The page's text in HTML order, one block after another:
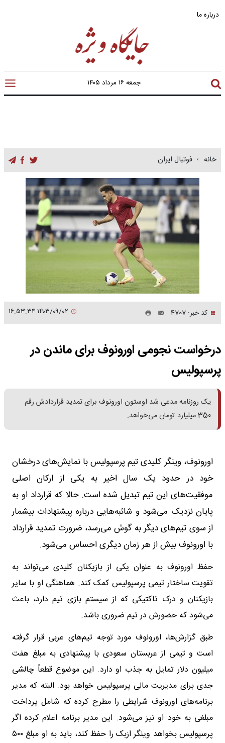
درباره ما
جمعه ۱۶ مرداد ۱۴۰۵
خانه فوتبال ایران
کد خبر: 4707
درخواست نجومی اورونوف برای ماندن در
پرسپولیس
یک روزنامه مدعی شد اوستون اورونوف برای تمدید قراردادش رقم
350 میلیارد تومان می‌خواهد.
اورونوف، وینگر کلیدی تیم پرسپولیس با نمایش‌های درخشان
خود در حدود یک سال اخیر به یکی از ارکان اصلی
موفقیت‌های این تیم تبدیل شده است. حالا که قرارداد او به
پایان نزدیک می‌شود و شائبه‌هایی درباره پیشنهادات بیشمار
از سوی تیم‌های دیگر به گوش می‌رسد، ضرورت تمدید قرارداد
با اورونوف بیش از هر زمان دیگری احساس می‌شود.
حفظ اورونوف به عنوان یکی از بازیکنان کلیدی می‌تواند به
تقویت ساختار تیمی پرسپولیس کمک کند. هماهنگی او با سایر
بازیکنان و درک تاکتیکی که از سیستم بازی تیم دارد، باعث
می‌شود که حضورش در تیم ضروری باشد.
طبق گزارش‌ها، اورونوف مورد توجه تیم‌های عربی قرار گرفته
است و تیمی از عربستان سعودی با پیشنهادی به مبلغ هفت
میلیون دلار تمایل به جذب او دارد. این موضوع قطعاً چالشی
جدی برای مدیریت مالی پرسپولیس خواهد بود. البته که مدیر
برنامه‌های اورونوف شرایطی را مطرح کرده که شامل پرداخت
مبلغی به خود او نیز می‌شود. این مدیر برنامه اعلام کرده اگر
پرسپولیس بخواهد وینگر ازبک را حفظ کند، باید به او مبلغ ۵۰۰